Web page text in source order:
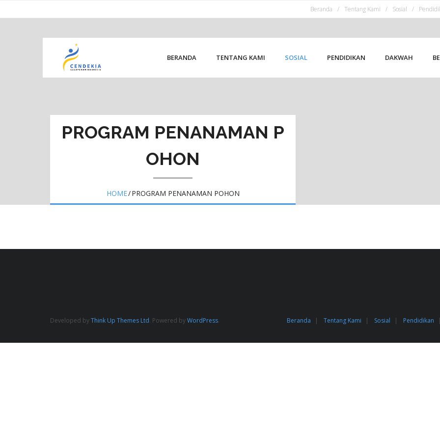
to
Beranda Tentang Kami Sosial
BERANDA TENTANG KAMI SOSIAL PENDIDIKAN DAKWAH
PROGRAM PENANAMAN P
OHON
HOME/PROGRAM PENANAMAN POHON
Developed byThink Up Themes Ltd. Powered byWordPress. Beranda Tentang Kami Sosial Pendidikan